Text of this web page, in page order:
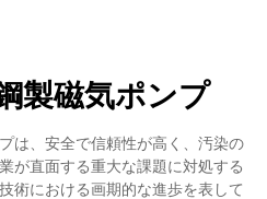
製磁気ポンプ
は、安全で信頼性が高く、汚染の
が直面する重大な課題に対処する
術における画期的な進歩を表して